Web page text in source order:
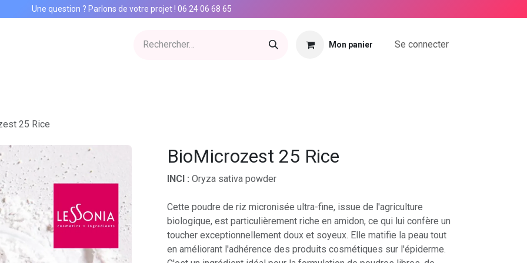
Une question ? Parlons de votre projet! 06 24 06 68 65
Mon panier Se connecter
25 Rice
BioMicrozest 25 Rice
INCI : Oryza sativa powder
Cette poudre de riz micronisée ultra-fine, issue de l'agriculture
biologique, est particulièrement riche en amidon, ce qui lui confère un
toucher exceptionnellement doux et soyeux. Elle matifie la peau tout
en améliorant l'adhérence des produits cosmétiques sur l'épiderme.